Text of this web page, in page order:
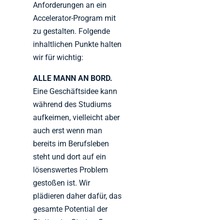
Anforderungen an ein
Accelerator-Program mit
zu gestalten. Folgende
inhaltlichen Punkte halten
wir für wichtig:
ALLE MANN AN BORD.
Eine Geschäftsidee kann
während des Studiums
aufkeimen, vielleicht aber
auch erst wenn man
bereits im Berufsleben
steht und dort auf ein
lösenswertes Problem
gestoßen ist. Wir
plädieren daher dafür, das
gesamte Potential der